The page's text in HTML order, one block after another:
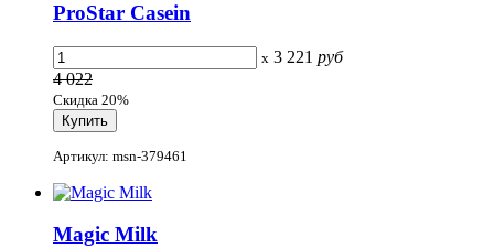
ProStar Casein
x 3 221 руб
4 022
Скидка 20%
Артикул: msn-379461
Magic Milk